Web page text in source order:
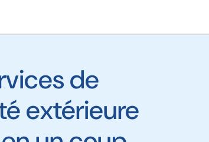
de
extérieure